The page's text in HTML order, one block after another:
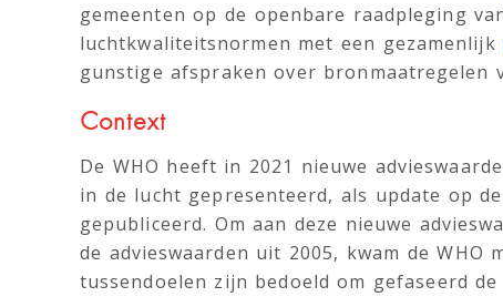
gemeenten op de openbare raadpleging
luchtkwaliteitsnormen met een gezamenlijk
gunstige afspraken over bronmaatregelen
Context
De WHO heeft in 2021 nieuwe
in de lucht gepresenteerd, als update op
gepubliceerd. Om aan deze nieuwe
de advieswaarden uit 2005, kwam de WHO
tussendoelen zijn bedoeld om gefaseerd